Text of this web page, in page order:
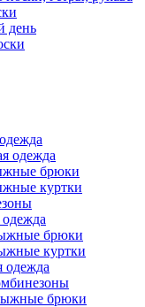
день
одежда
брюки
куртки
брюки
куртки
одежда
брюки